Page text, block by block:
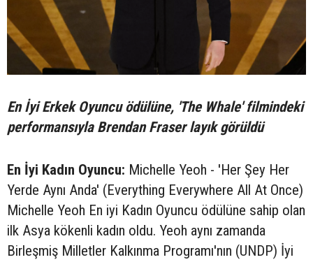
En İyi Erkek Oyuncu ödülüne, 'The Whale' filmindeki
performansıyla Brendan Fraser layık görüldü
En İyi Kadın Oyuncu: Michelle Yeoh - 'Her Şey Her
Yerde Aynı Anda' (Everything Everywhere All At Once)
Michelle Yeoh En iyi Kadın Oyuncu ödülüne sahip olan
ilk Asya kökenli kadın oldu. Yeoh aynı zamanda
Birleşmiş Milletler Kalkınma Programı'nın (UNDP) İyi